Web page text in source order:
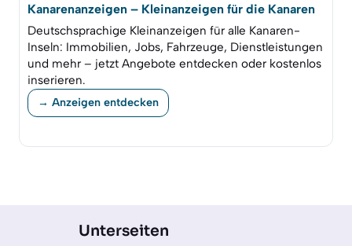
Kanarenanzeigen – Kleinanzeigen für die Kanaren
Deutschsprachige Kleinanzeigen für alle Kanaren-
Inseln: Immobilien, Jobs, Fahrzeuge, Dienstleistungen
und mehr – jetzt Angebote entdecken oder kostenlos
inserieren.
→ Anzeigen entdecken
Unterseiten